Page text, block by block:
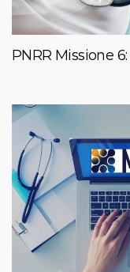
PNRR Missione